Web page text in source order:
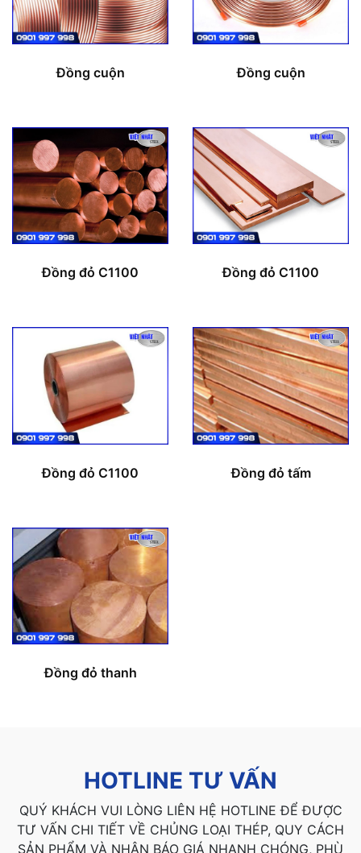
Đồng cuộn Đồng cuộn
Đồng đỏ C1100 Đồng đỏ C1100
Đồng đỏ C1100 Đồng đỏ tấm
Đồng đỏ thanh
HOTLINE TƯ VẤN
QUÝ KHÁCH VUI LÒNG LIÊN HỆ HOTLINE ĐỂ ĐƯỢC
TƯ VẤN CHI TIẾT VỀ CHỦNG LOẠI THÉP, QUY CÁCH
SẢN PHẨM VÀ NHẬN BÁO GIÁ NHANH CHÓNG, PHÙ